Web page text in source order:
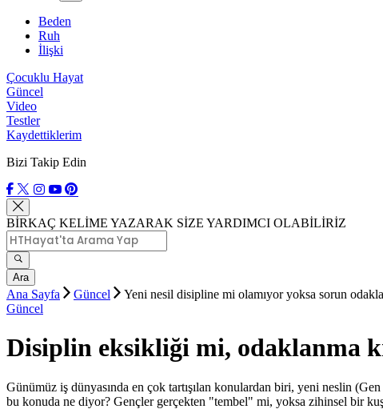
Beden
Ruh
İlişki
Çocuklu Hayat
Güncel
Video
Testler
Kaydettiklerim
Bizi Takip Edin
BİRKAÇ KELİME YAZARAK SİZE YARDIMCI OLABİLİRİZ
Ara
Ana Sayfa Güncel
Yeni nesil disipline mi olamıyor yoksa sorun
Güncel
Disiplin eksikliği mi, odaklanma
Günümüz iş dünyasında en çok tartışılan konulardan biri, yeni neslin
bu konuda ne diyor? Gençler gerçekten "tembel" mi, yoksa zihinsel bir